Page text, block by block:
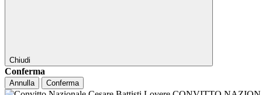
Chiudi
Conferma
Annulla Conferma